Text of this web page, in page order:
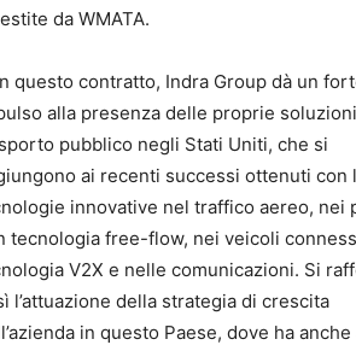
da WMATA.
questo contratto, Indra Group dà un
alla presenza delle proprie
pubblico negli Stati Uniti, che si
ai recenti successi ottenuti con
innovative nel traffico aereo, nei
tecnologia free-flow, nei veicoli
V2X e nelle comunicazioni. Si
l’attuazione della strategia di crescita
in questo Paese, dove ha